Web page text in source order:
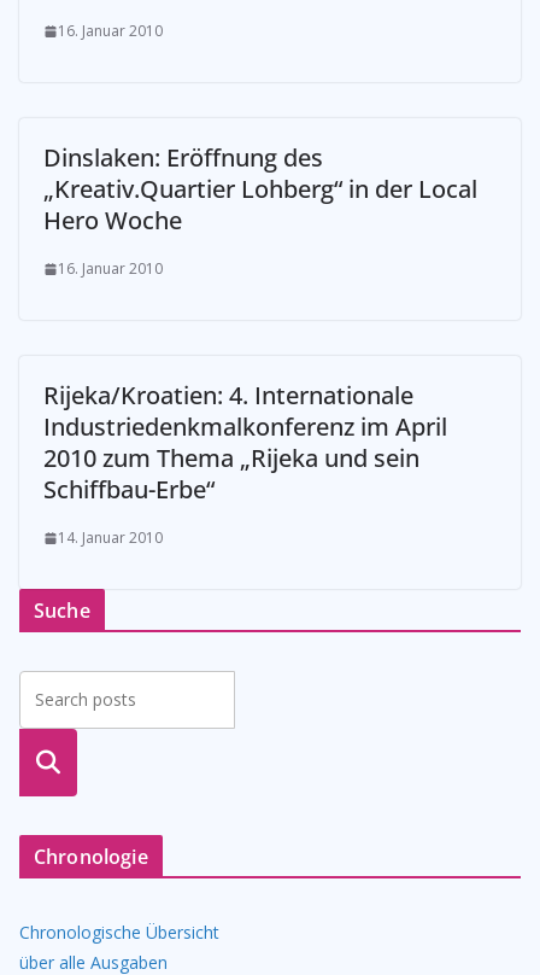
16. Januar 2010
Dinslaken: Eröffnung des
„Kreativ.Quartier Lohberg“ in der Local
Hero Woche
16. Januar 2010
Rijeka/Kroatien: 4. Internationale
Industriedenkmalkonferenz im April
2010 zum Thema „Rijeka und sein
Schiffbau-Erbe“
14. Januar 2010
Suche
suche
Chronologie
Chronologische Übersicht
über alle Ausgaben